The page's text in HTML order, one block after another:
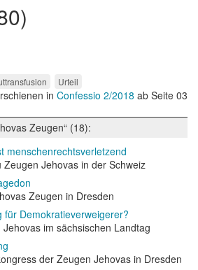
Urteil
in Confessio 2/2018 ab Seite 03
Zeugen“ (18):
menschenrechtsverletzend
Jehovas in der Schweiz
Zeugen in Dresden
für Demokratieverweigerer?
im sächsischen Landtag
der Zeugen Jehovas in Dresden